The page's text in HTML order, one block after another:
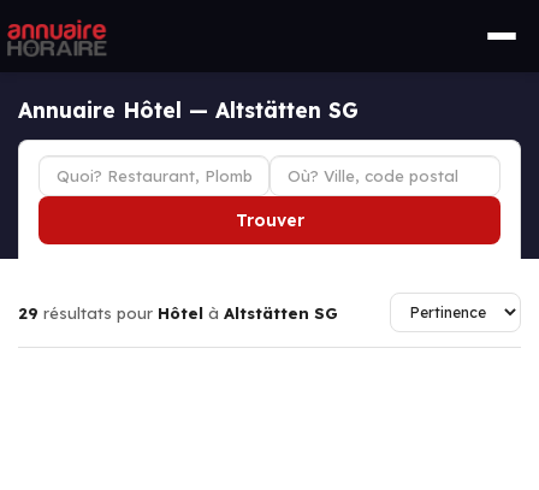
Annuaire Hôtel — Altstätten SG
Trouver
29 résultats pour Hôtel à Altstätten SG